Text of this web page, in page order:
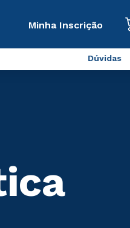
Minha Inscrição
Dúvidas